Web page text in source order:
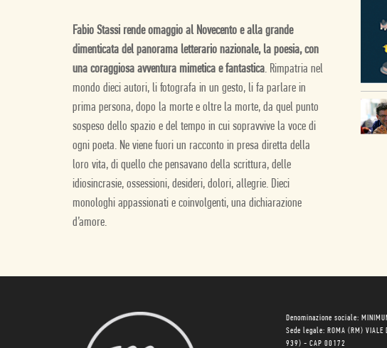
Fabio Stassi rende omaggio al Novecento e alla grande
dimenticata del panorama letterario nazionale, la poesia, con
una coraggiosa avventura mimetica e fantastica. Rimpatria nel
mondo dieci autori, li fotografa in un gesto, li fa parlare in
prima persona, dopo la morte e oltre la morte, da quel punto
sospeso dello spazio e del tempo in cui sopravvive la voce di
ogni poeta. Ne viene fuori un racconto in presa diretta della
loro vita, di quello che pensavano della scrittura, delle
idiosincrasie, ossessioni, desideri, dolori, allegrie. Dieci
monologhi appassionati e coinvolgenti, una dichiarazione
d’amore.
Denominazione sociale:
Sede legale: ROMA (RM) VIALE
939) - CAP 00172